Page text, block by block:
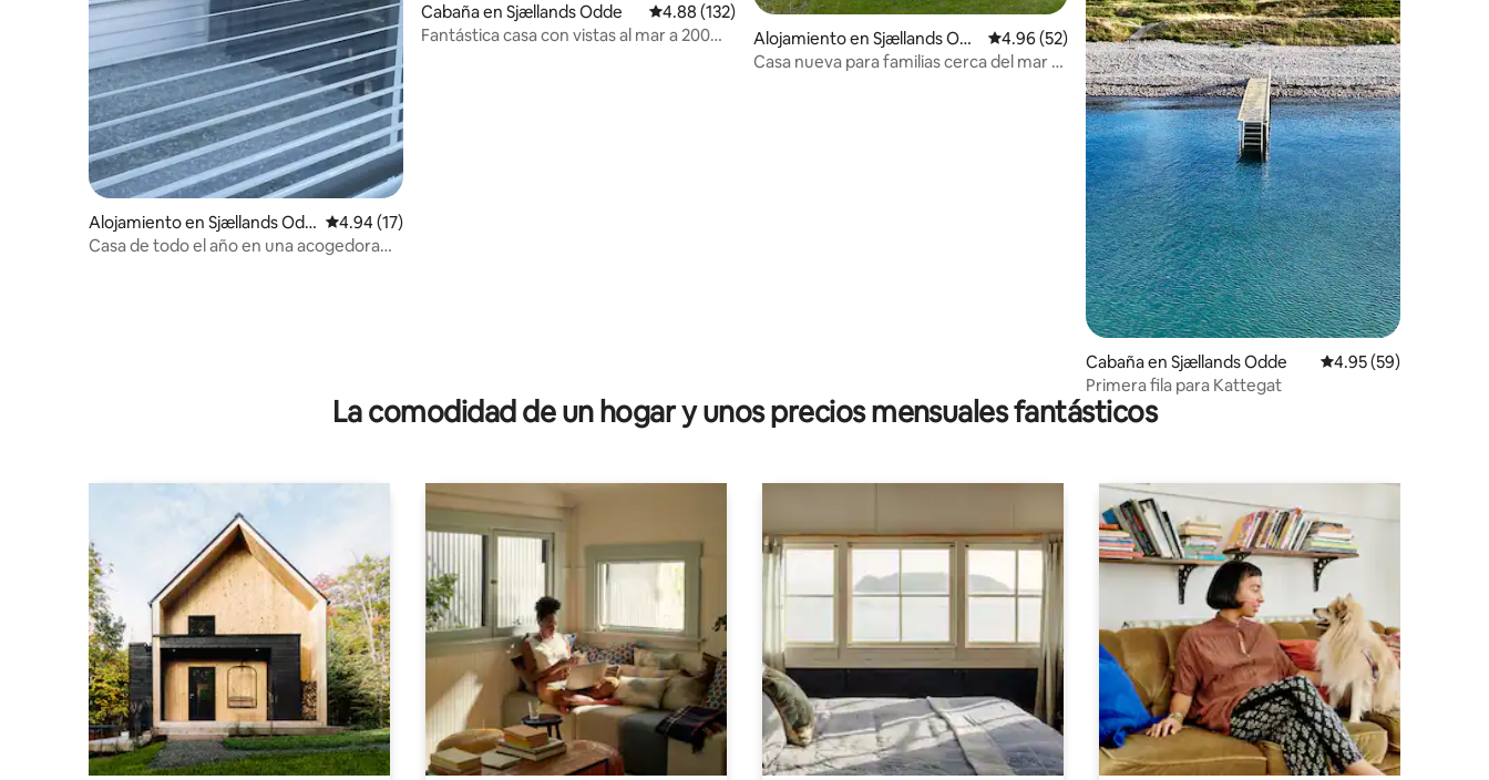
Alojamiento en Sjællands Odd
e
Calificación promedio: 4.94 de 5, 17 reseñas
4.94 (17)
Casa de todo el año en una acogedora
Cabaña en Sjællands Odde Calificación promedio: 4.88 de 5, 132 reseñas
4.88 (132)
Fantástica casa con vistas al mar a 200
Alojamiento en Sjællands Odd
e
Calificación promedio: 4.96 de 5, 52 reseñas
4.96 (52)
Casa nueva para familias cerca del mar -
Cabaña en Sjællands Odde Calificación
4.95 (59)
Primera fila para Kattegat
La comodidad de un hogar y unos precios mensuales fantásticos